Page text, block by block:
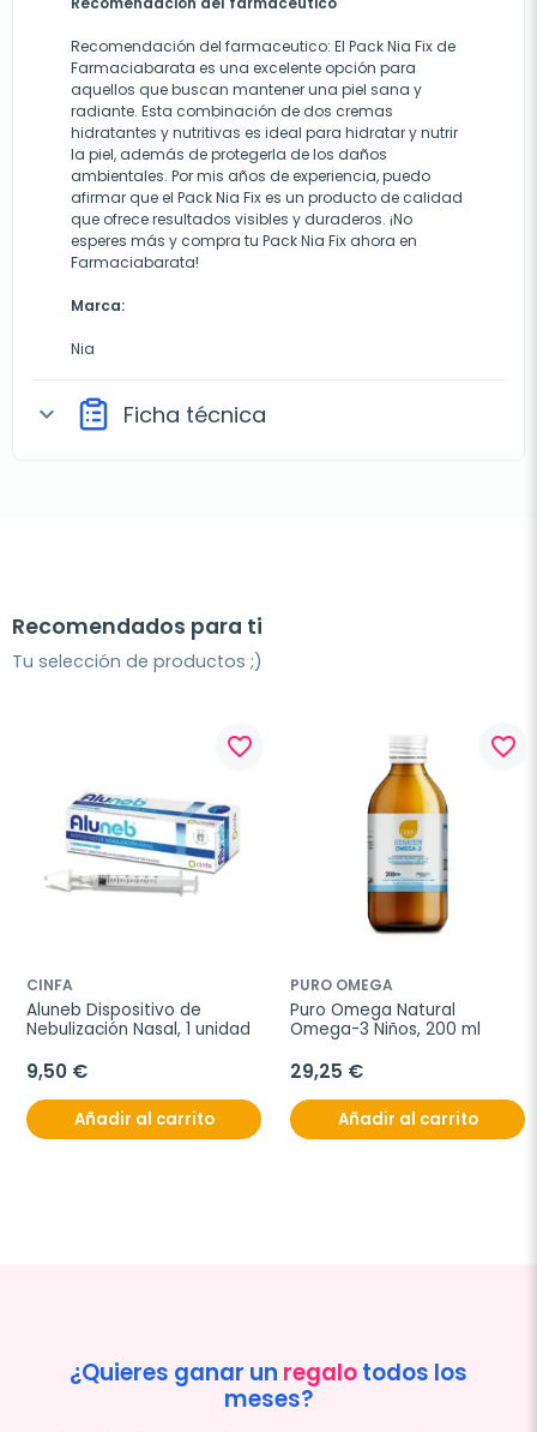
Recomendación del farmaceutico: El Pack Nia Fix de
Farmaciabarata es una excelente opción para
aquellos que buscan mantener una piel sana y
radiante. Esta combinación de dos cremas
hidratantes y nutritivas es ideal para hidratar y nutrir
la piel, además de protegerla de los daños
ambientales. Por mis años de experiencia, puedo
afirmar que el Pack Nia Fix es un producto de calidad
que ofrece resultados visibles y duraderos. ¡No
esperes más y compra tu Pack Nia Fix ahora en
Farmaciabarata!
Marca:
Nia
expand_more Ficha técnica
Recomendados para ti
Tu selección de productos ;)
favorite_border
CINFA
Aluneb Dispositivo de
Nebulización Nasal, 1 unidad
9,50 €
Añadir al carrito
favorite_border
PURO OMEGA
Puro Omega Natural
Omega-3 Niños, 200 ml
29,25 €
Añadir al carrito
¿Quieres ganar un regalotodos los
meses?